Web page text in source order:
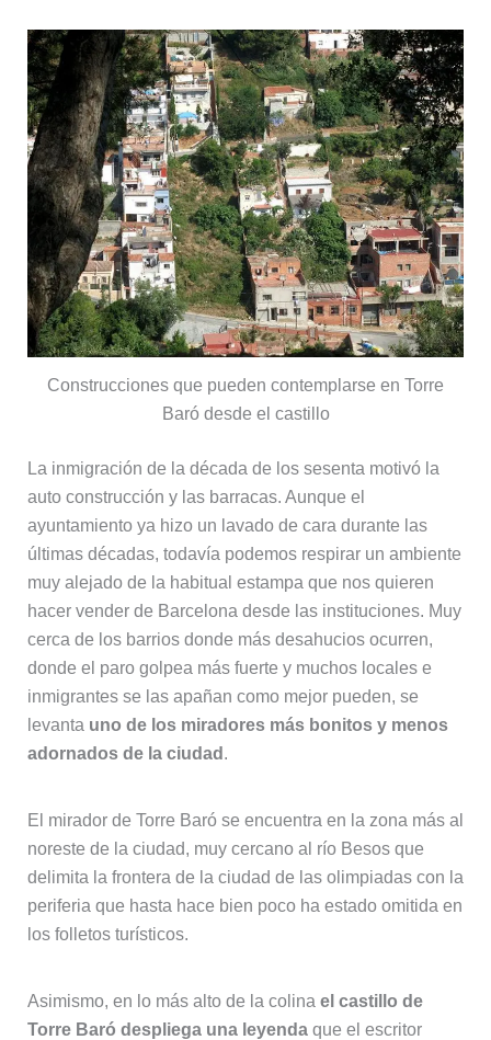
Construcciones que pueden contemplarse en Torre
Baró desde el castillo
La inmigración de la década de los sesenta motivó la
auto construcción y las barracas. Aunque el
ayuntamiento ya hizo un lavado de cara durante las
últimas décadas, todavía podemos respirar un ambiente
muy alejado de la habitual estampa que nos quieren
hacer vender de Barcelona desde las instituciones. Muy
cerca de los barrios donde más desahucios ocurren,
donde el paro golpea más fuerte y muchos locales e
inmigrantes se las apañan como mejor pueden, se
levanta uno de los miradores más bonitos y menos
adornados de la ciudad .
El mirador de Torre Baró se encuentra en la zona más al
noreste de la ciudad, muy cercano al río Besos que
delimita la frontera de la ciudad de las olimpiadas con la
periferia que hasta hace bien poco ha estado omitida en
los folletos turísticos.
Asimismo, en lo más alto de la colina el castillo de
Torre Baró despliega una leyendaque el escritor